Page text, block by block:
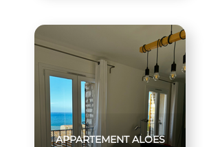
APPARTEMENT ALOES